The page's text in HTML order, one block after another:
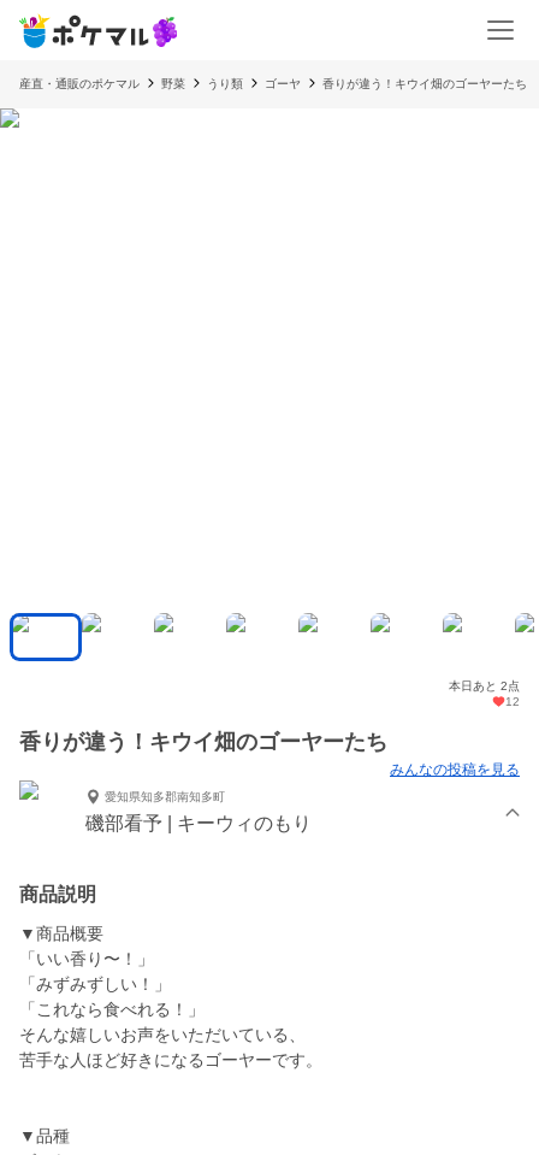
産直・通販のポケマル 野菜 うり類 ゴーヤ 香りが違う！キウイ畑のゴーヤーたち
本日あと 2点
12
香りが違う！キウイ畑のゴーヤーたち
みんなの投稿を見る
愛知県知多郡南知多町
磯部看予 | キーウィのもり
商品説明
▼商品概要
「いい香り〜！」
「みずみずしい！」
「これなら食べれる！」
そんな嬉しいお声をいただいている、
苦手な人ほど好きになるゴーヤーです。
▼品種